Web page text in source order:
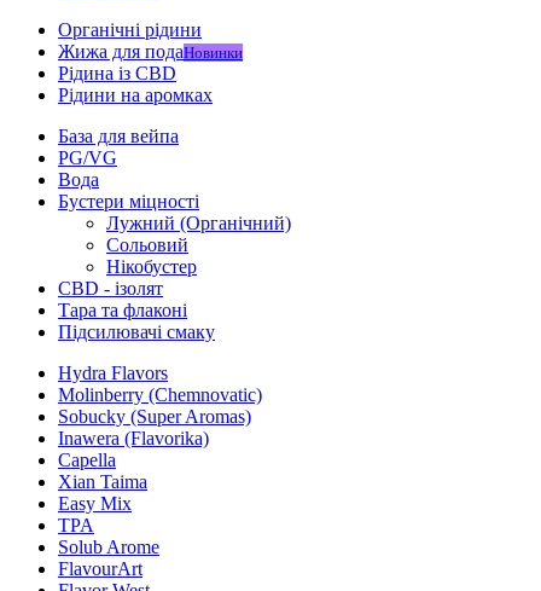
Органічні рідини
Жижа для подаНовинки
Рідина із CBD
Рідини на аромках
База для вейпа
PG/VG
Вода
Бустери міцності
Лужний (Органічний)
Сольовий
Нікобустер
CBD - ізолят
Тара та флаконі
Підсилювачі смаку
Hydra Flavors
Molinberry (Chemnovatic)
Sobucky (Super Aromas)
Inawera (Flavorika)
Capella
Xian Taima
Easy Mix
TPA
Solub Arome
FlavourArt